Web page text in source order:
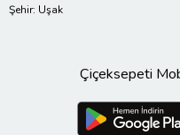
Şehir: Uşak
Çiçeksepeti